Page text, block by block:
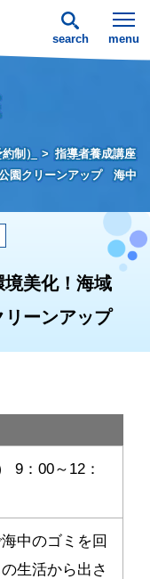
search menu
約制）
指導者養成講座
園クリーンアップ 海中
境美化！海域
ーンアップ
9：00～12：
中のゴミを回
生活から出さ